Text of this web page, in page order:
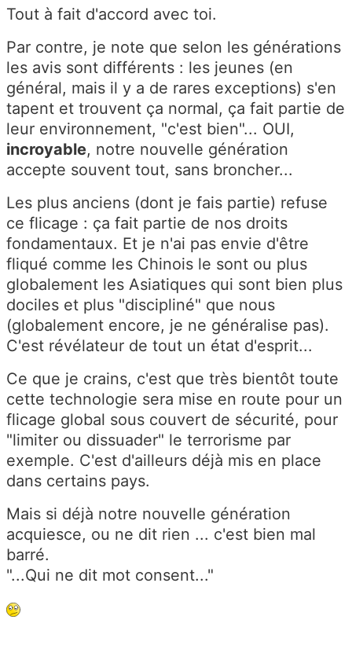
Tout à fait d'accord avec toi.
Par contre, je note que selon les générations
les avis sont différents : les jeunes (en
général, mais il y a de rares exceptions) s'en
tapent et trouvent ça normal, ça fait partie de
leur environnement, "c'est bien"... OUI,
incroyable, notre nouvelle génération
accepte souvent tout, sans broncher...
Les plus anciens (dont je fais partie) refuse
ce flicage : ça fait partie de nos droits
fondamentaux. Et je n'ai pas envie d'être
fliqué comme les Chinois le sont ou plus
globalement les Asiatiques qui sont bien plus
dociles et plus "discipliné" que nous
(globalement encore, je ne généralise pas).
C'est révélateur de tout un état d'esprit...
Ce que je crains, c'est que très bientôt toute
cette technologie sera mise en route pour un
flicage global sous couvert de sécurité, pour
"limiter ou dissuader" le terrorisme par
exemple. C'est d'ailleurs déjà mis en place
dans certains pays.
Mais si déjà notre nouvelle génération
acquiesce, ou ne dit rien ... c'est bien mal
barré.
"...Qui ne dit mot consent..."